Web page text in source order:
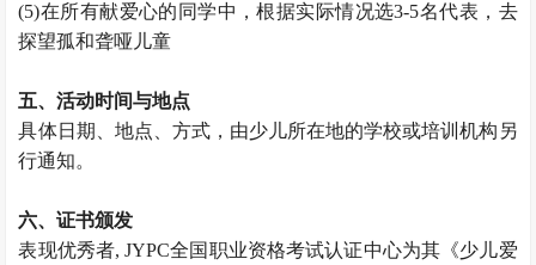
(5)在所有献爱心的同学中，根据实际情况选3-5名代表，去
探望孤和聋哑儿童
五、活动时间与地点
具体日期、地点、方式，由少儿所在地的学校或培训机构另
行通知。
六、证书颁发
表现优秀者, JYPC全国职业资格考试认证中心为其《少儿爱